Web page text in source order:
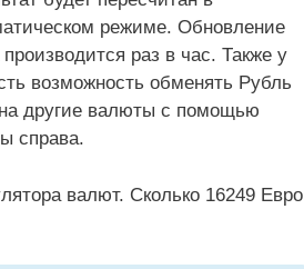
режиме. Обновление
производится раз в час. Также у
возможность обменять Рубль
другие валюты с помощью
справа.
валют. Сколько 16249 Евро